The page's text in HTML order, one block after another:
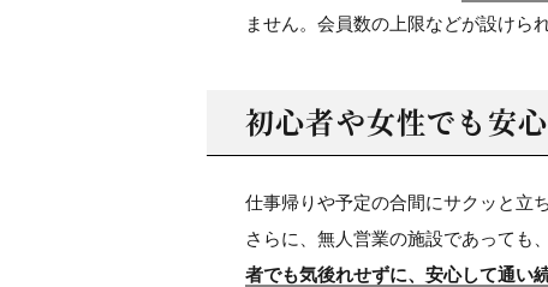
ません。会員数の上限などが設けら
初心者や女性でも安
仕事帰りや予定の合間にサクッと立
さらに、無人営業の施設であっても
者でも気後れせずに、安心して通い